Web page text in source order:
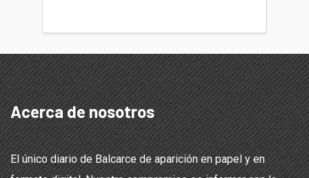
Acerca de nosotros
El único diario de Balcarce de aparición en papel y en